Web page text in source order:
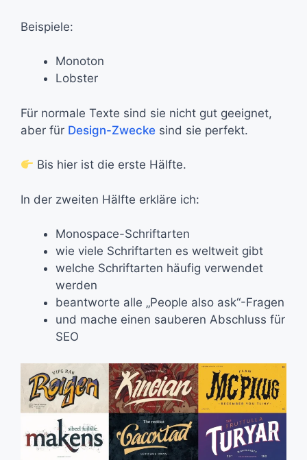
Beispiele:
Monoton
Lobster
Für normale Texte sind sie nicht gut geeignet,
aber für Design-Zwecke sind sie perfekt.
Bis hier ist die erste Hälfte.
In der zweiten Hälfte erkläre ich:
Monospace-Schriftarten
wie viele Schriftarten es weltweit gibt
welche Schriftarten häufig verwendet
werden
beantworte alle „People also ask“-Fragen
und mache einen sauberen Abschluss für
SEO